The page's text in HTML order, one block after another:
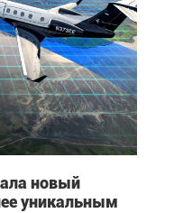
новый
уникальным